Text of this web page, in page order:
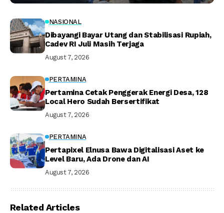
NASIONAL
Dibayangi Bayar Utang dan Stabilisasi Rupiah,
Cadev RI Juli Masih Terjaga
August 7, 2026
PERTAMINA
Pertamina Cetak Penggerak Energi Desa, 128
Local Hero Sudah Bersertifikat
August 7, 2026
PERTAMINA
Pertapixel Elnusa Bawa Digitalisasi Aset ke
Level Baru, Ada Drone dan AI
August 7, 2026
Related Articles